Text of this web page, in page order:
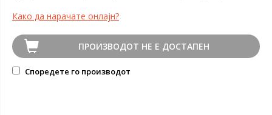
Како да нарачате онлајн?
ПРОИЗВОДОТ НЕ Е ДОСТАПЕН
Споредете го производот